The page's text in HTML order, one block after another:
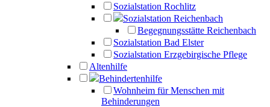
Sozialstation Rochlitz
Sozialstation Reichenbach
Begegnungsstätte Reichenbach
Sozialstation Bad Elster
Sozialstation Erzgebirgische Pflege
Altenhilfe
Behindertenhilfe
Wohnheim für Menschen mit
Behinderungen